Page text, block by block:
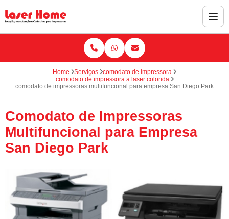
Home Serviços
comodato de impressora
comodato de impressora a laser colorida
comodato de impressoras multifuncional para empresa San Diego Park
Comodato de Impressoras
Multifuncional para Empresa
San Diego Park